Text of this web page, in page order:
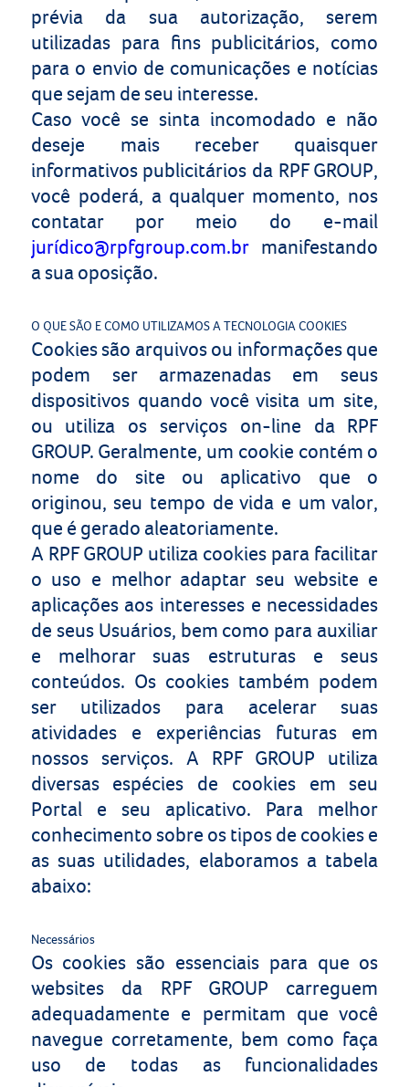
prévia da sua autorização, serem
utilizadas para fins publicitários, como
para o envio de comunicações e notícias
que sejam de seu interesse.
Caso você se sinta incomodado e não
deseje mais receber quaisquer
informativos publicitários da RPF GROUP,
você poderá, a qualquer momento, nos
contatar por meio do e-mail
jurídico@rpfgroup.com.brmanifestando
a sua oposição.
O QUE SÃO E COMO UTILIZAMOS A TECNOLOGIA COOKIES
Cookies são arquivos ou informações que
podem ser armazenadas em seus
dispositivos quando você visita um site,
ou utiliza os serviços on-line da RPF
GROUP. Geralmente, um cookie contém o
nome do site ou aplicativo que o
originou, seu tempo de vida e um valor,
que é gerado aleatoriamente.
A RPF GROUP utiliza cookies para facilitar
o uso e melhor adaptar seu website e
aplicações aos interesses e necessidades
de seus Usuários, bem como para auxiliar
e melhorar suas estruturas e seus
conteúdos. Os cookies também podem
ser utilizados para acelerar suas
atividades e experiências futuras em
nossos serviços. A RPF GROUP utiliza
diversas espécies de cookies em seu
Portal e seu aplicativo. Para melhor
conhecimento sobre os tipos de cookies e
as suas utilidades, elaboramos a tabela
abaixo:
Necessários
Os cookies são essenciais para que os
websites da RPF GROUP carreguem
adequadamente e permitam que você
navegue corretamente, bem como faça
uso de todas as funcionalidades